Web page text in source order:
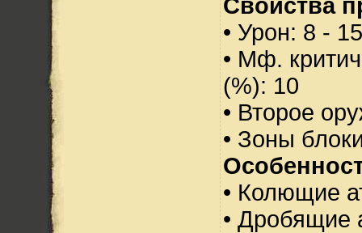
Свойства
• Урон: 8 - 15
• Мф.
(%): 10
• Второе
• Зоны
• Колющие
• Дробящие